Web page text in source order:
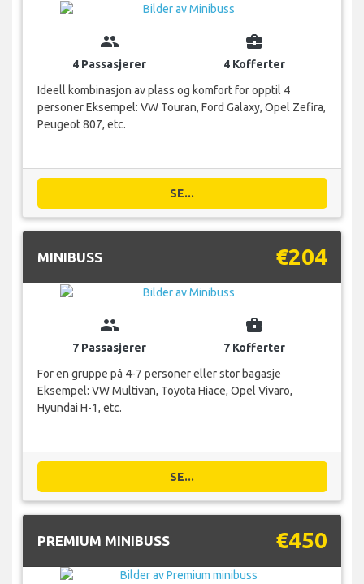
group
4 Passasjerer
business_center
4 Kofferter
Ideell kombinasjon av plass og komfort for opptil 4
personer Eksempel: VW Touran, Ford Galaxy, Opel Zefira,
Peugeot 807, etc.
SE...
MINIBUSS €204
group
7 Passasjerer
business_center
7 Kofferter
For en gruppe på 4-7 personer eller stor bagasje
Eksempel: VW Multivan, Toyota Hiace, Opel Vivaro,
Hyundai H-1, etc.
SE...
PREMIUM MINIBUSS €450